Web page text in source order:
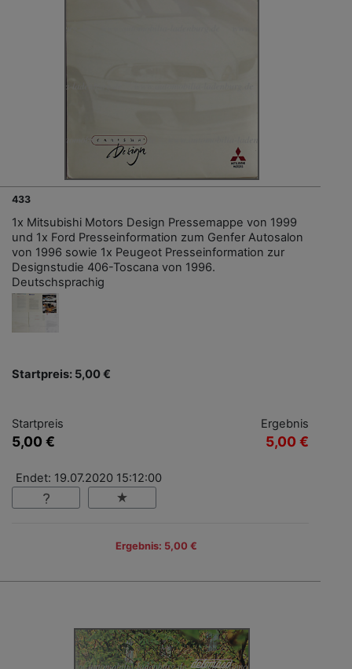
433
1x Mitsubishi Motors Design Pressemappe von 1999
und 1x Ford Presseinformation zum Genfer Autosalon
von 1996 sowie 1x Peugeot Presseinformation zur
Designstudie 406-Toscana von 1996.
Deutschsprachig
Startpreis: 5,00 €
Startpreis
5,00 €
Ergebnis
5,00 €
Endet: 19.07.2020 15:12:00
Ergebnis: 5,00 €